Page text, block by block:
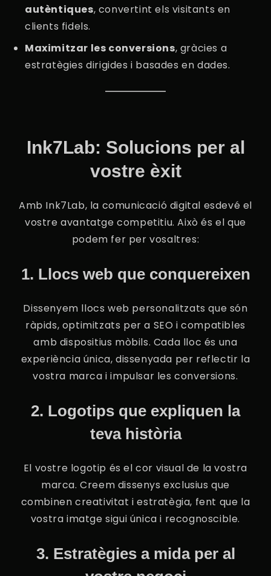
autèntiques, convertint els visitants en
clients fidels.
Maximitzar les conversions, gràcies a
estratègies dirigides i basades en dades.
Ink7Lab: Solucions per al
vostre èxit
Amb Ink7Lab, la comunicació digital esdevé el
vostre avantatge competitiu. Això és el que
podem fer per vosaltres:
1. Llocs web que conquereixen
Dissenyem llocs web personalitzats que són
ràpids, optimitzats per a SEO i compatibles
amb dispositius mòbils. Cada lloc és una
experiència única, dissenyada per reflectir la
vostra marca i impulsar les conversions.
2. Logotips que expliquen la
teva història
El vostre logotip és el cor visual de la vostra
marca. Creem dissenys exclusius que
combinen creativitat i estratègia, fent que la
vostra imatge sigui única i recognoscible.
3. Estratègies a mida per al